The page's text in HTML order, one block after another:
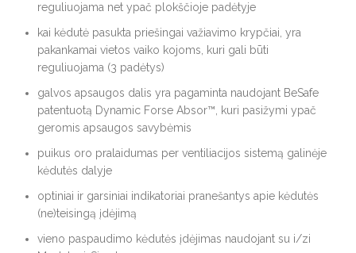
reguliuojama net ypač plokščioje padėtyje
kai kėdutė pasukta priešingai važiavimo krypčiai, yra
pakankamai vietos vaiko kojoms, kuri gali būti
reguliuojama (3 padėtys)
galvos apsaugos dalis yra pagaminta naudojant BeSafe
patentuotą Dynamic Forse Absor™, kuri pasižymi ypač
geromis apsaugos savybėmis
puikus oro pralaidumas per ventiliacijos sistemą galinėje
kėdutės dalyje
optiniai ir garsiniai indikatoriai pranešantys apie kėdutės
(ne)teisingą įdėjimą
vieno paspaudimo kėdutės įdėjimas naudojant su i/zi